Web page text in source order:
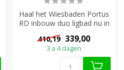
Haal het Wiesbaden Portus
RD inbouw duo ligbad nu in
huis en geniet van een
heer...
410,19 339,00
3 a 4 dagen